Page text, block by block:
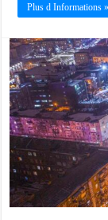
Plus d Informations »